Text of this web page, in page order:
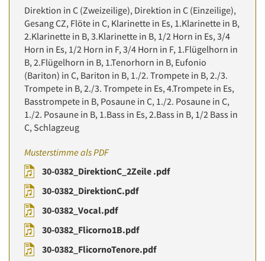
Direktion in C (Zweizeilige), Direktion in C (Einzeilige),
Gesang CZ, Flöte in C, Klarinette in Es, 1.Klarinette in B,
2.Klarinette in B, 3.Klarinette in B, 1/2 Horn in Es, 3/4
Horn in Es, 1/2 Horn in F, 3/4 Horn in F, 1.Flügelhorn in
B, 2.Flügelhorn in B, 1.Tenorhorn in B, Eufonio
(Bariton) in C, Bariton in B, 1./2. Trompete in B, 2./3.
Trompete in B, 2./3. Trompete in Es, 4.Trompete in Es,
Basstrompete in B, Posaune in C, 1./2. Posaune in C,
1./2. Posaune in B, 1.Bass in Es, 2.Bass in B, 1/2 Bass in
C, Schlagzeug
Musterstimme als PDF
30-0382_DirektionC_2Zeile .pdf
30-0382_DirektionC.pdf
30-0382_Vocal.pdf
30-0382_Flicorno1B.pdf
30-0382_FlicornoTenore.pdf